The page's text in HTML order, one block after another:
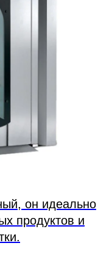
он идеально
продуктов и